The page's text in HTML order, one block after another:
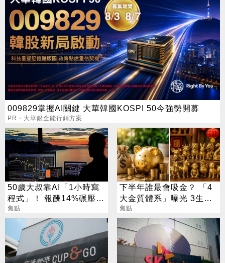
009829掌握AI關鍵 大華韓國KOSPI 50今強勢開募
PR・大華銀全能行銷方案
50歲大叔靠AI「1小時寫
程式」！ 報酬14%碾壓標
普 直接辭職去炒股
焦點
下半年誰最會吸金？ 「4
大金質體系」曝光 3生肖
偏財旺到「錢自己找上
門」
焦點